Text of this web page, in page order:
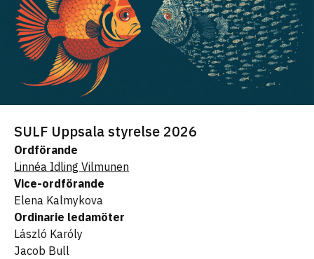
SULF Uppsala styrelse 2026
Ordförande
Linnéa Idling Vilmunen
Vice-ordförande
Elena Kalmykova
Ordinarie ledamöter
László Karóly
Jacob Bull